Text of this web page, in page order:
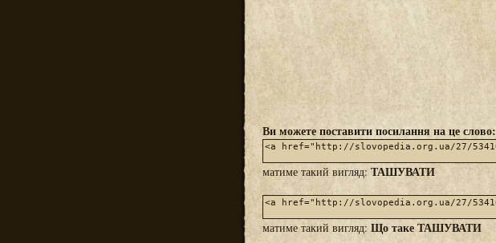
Ви можете поставити посилання на це слово:
матиме такий вигляд: ТАШУВАТИ
матиме такий вигляд: Що таке ТАШУВАТИ